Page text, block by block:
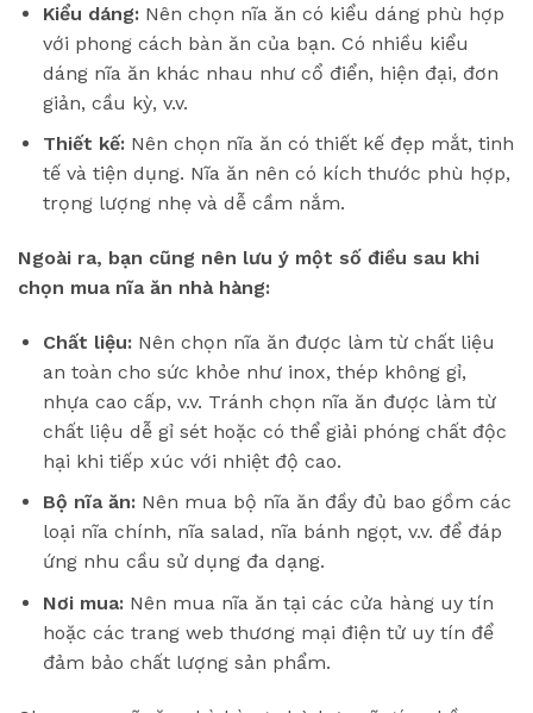
Kiểu dáng:Nên chọn nĩa ăn có kiểu dáng phù hợp
với phong cách bàn ăn của bạn. Có nhiều kiểu
dáng nĩa ăn khác nhau như cổ điển, hiện đại, đơn
giản, cầu kỳ, v.v.
Thiết kế:Nên chọn nĩa ăn có thiết kế đẹp mắt, tinh
tế và tiện dụng. Nĩa ăn nên có kích thước phù hợp,
trọng lượng nhẹ và dễ cầm nắm.
Ngoài ra, bạn cũng nên lưu ý một số điều sau khi
chọn mua nĩa ăn nhà hàng:
Chất liệu:Nên chọn nĩa ăn được làm từ chất liệu
an toàn cho sức khỏe như inox, thép không gỉ,
nhựa cao cấp, v.v. Tránh chọn nĩa ăn được làm từ
chất liệu dễ gỉ sét hoặc có thể giải phóng chất độc
hại khi tiếp xúc với nhiệt độ cao.
Bộ nĩa ăn:Nên mua bộ nĩa ăn đầy đủ bao gồm các
loại nĩa chính, nĩa salad, nĩa bánh ngọt, v.v. để đáp
ứng nhu cầu sử dụng đa dạng.
Nơi mua:Nên mua nĩa ăn tại các cửa hàng uy tín
hoặc các trang web thương mại điện tử uy tín để
đảm bảo chất lượng sản phẩm.